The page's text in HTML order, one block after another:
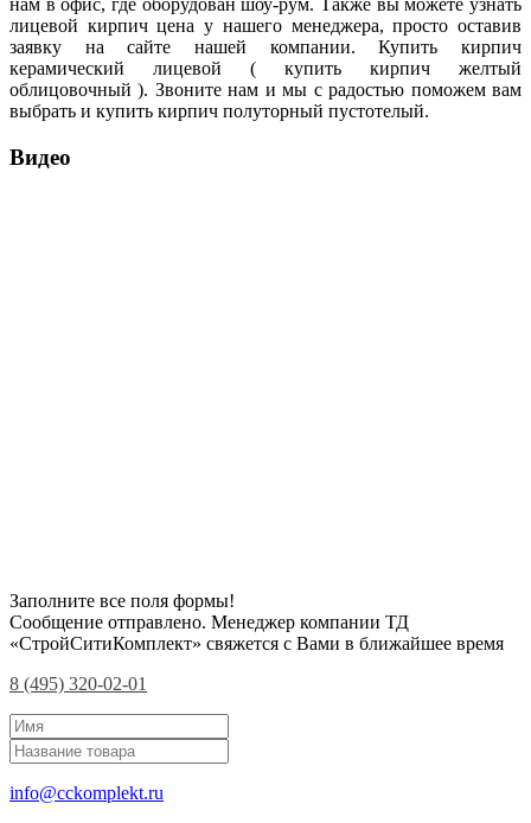
нам в офис, где оборудован шоу-рум. Также вы можете узнать
лицевой кирпич цена у нашего менеджера, просто оставив
заявку на cайте нашей компании. Купить кирпич
керамический лицевой ( купить кирпич желтый
облицовочный ). Звоните нам и мы с радостью поможем вам
выбрать и купить кирпич полуторный пустотелый.
Видео
Заполните все поля формы!
Сообщение отправлено. Менеджер компании ТД
«СтройСитиКомплект» свяжется с Вами в ближайшее время
8 (495) 320-02-01
info@cckomplekt.ru